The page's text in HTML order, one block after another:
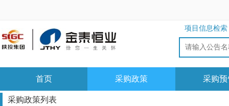
项目信息检索
首页 采购政策 采购预
采购政策列表